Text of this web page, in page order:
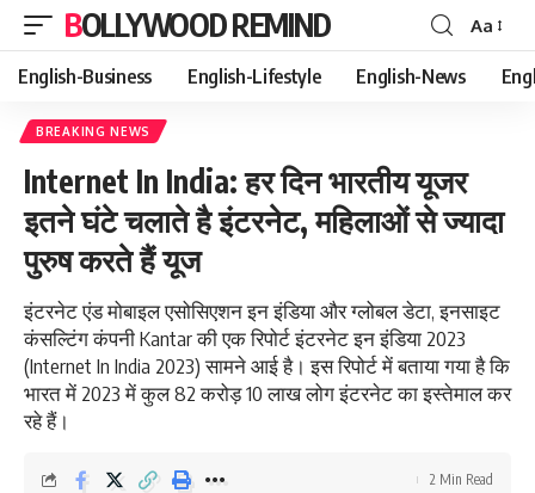
BOLLYWOOD REMIND
Font
Resizer
Aa
English-Business English-Lifestyle English-News
BREAKING NEWS
Internet In India: हर दिन भारतीय यूजर
इतने घंटे चलाते है इंटरनेट, महिलाओं से ज्यादा
पुरुष करते हैं यूज
इंटरनेट एंड मोबाइल एसोसिएशन इन इंडिया और ग्लोबल डेटा, इनसाइट
कंसल्टिंग कंपनी Kantar की एक रिपोर्ट इंटरनेट इन इंडिया 2023
(Internet In India 2023) सामने आई है। इस रिपोर्ट में बताया गया है कि
भारत में 2023 में कुल 82 करोड़ 10 लाख लोग इंटरनेट का इस्तेमाल कर
रहे हैं।
2 Min Read